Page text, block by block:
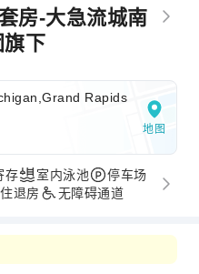
房-大急流城南
下
Rapids
地图
存 室内泳池
停车场
退房 无障碍通道